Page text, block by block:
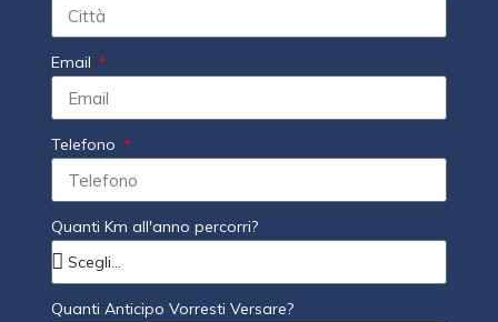
Email
Telefono
Quanti Km all'anno percorri?
Quanti Anticipo Vorresti Versare?